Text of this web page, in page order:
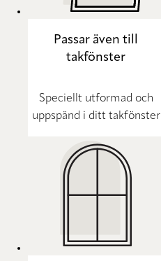
Passar även till
takfönster
Speciellt utformad och
uppspänd i ditt takfönster